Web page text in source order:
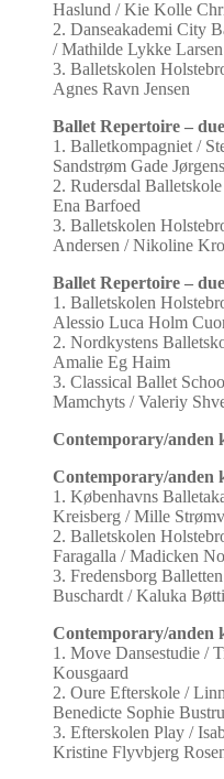
Haslund / Kie Kolle
2. Danseakademi City
/ Mathilde Lykke Larsen
3. Balletskolen
Agnes Ravn Jensen
Ballet Repertoire –
1. Balletkompagniet /
Sandstrøm Gade
2. Rudersdal
Ena Barfoed
3. Balletskolen
Andersen / Nikoline
Ballet Repertoire –
1. Balletskolen
Alessio Luca Holm
2. Nordkystens
Amalie Eg Haim
3. Classical Ballet
Mamchyts / Valeriy
Contemporary/anden
Contemporary/anden
1. Københavns
Kreisberg / Mille
2. Balletskolen
Faragalla / Madicken
3. Fredensborg
Buschardt / Kaluka
Contemporary/anden
1. Move Dansestudie /
Kousgaard
2. Oure Efterskole /
Benedicte Sophie
3. Efterskolen Play /
Kristine Flyvbjerg